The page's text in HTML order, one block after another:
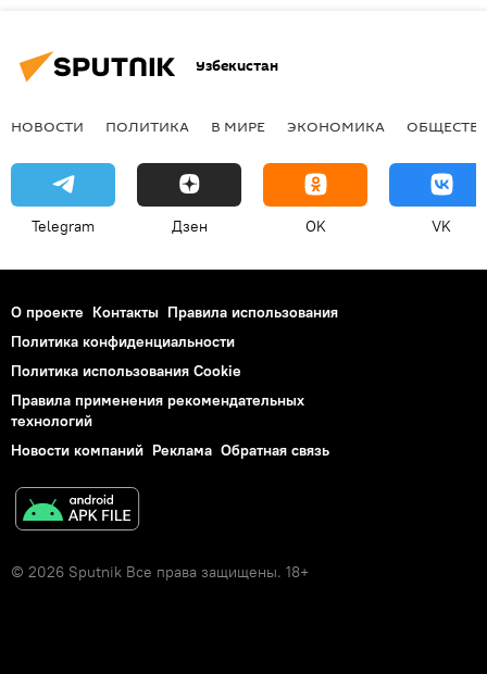
Узбекистан
НОВОСТИ ПОЛИТИКА В МИРЕ ЭКОНОМИКА
Telegram Дзен OK VK
О проекте Контакты Правила использования
Политика конфиденциальности
Политика использования Cookie
Правила применения рекомендательных
технологий
Новости компаний Реклама Обратная связь
© 2026 Sputnik Все права защищены. 18+